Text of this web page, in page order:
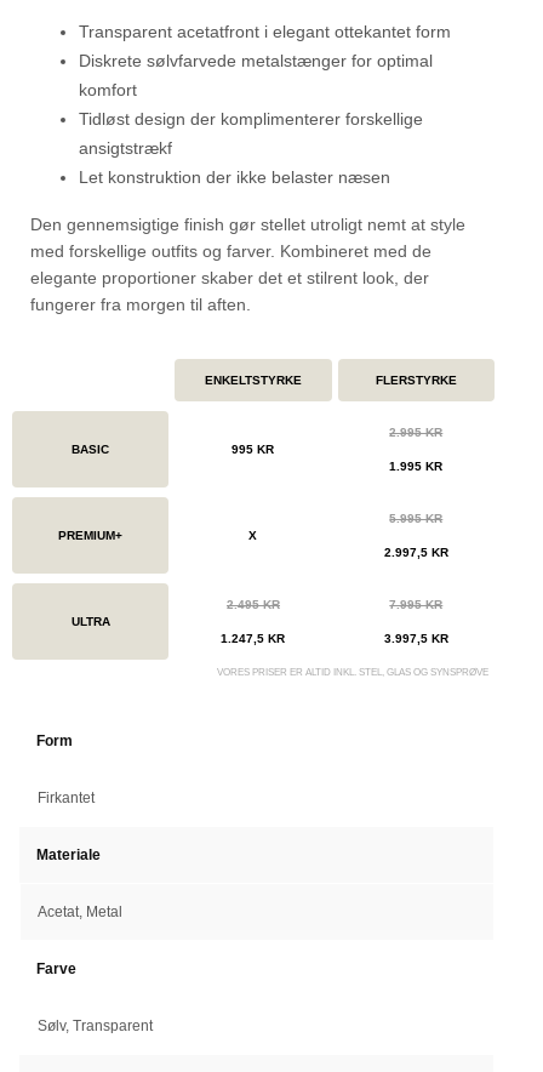
Transparent acetatfront i elegant ottekantet form
Diskrete sølvfarvede metalstænger for optimal
komfort
Tidløst design der komplimenterer forskellige
ansigtstrækf
Let konstruktion der ikke belaster næsen
Den gennemsigtige finish gør stellet utroligt nemt at style
med forskellige outfits og farver. Kombineret med de
elegante proportioner skaber det et stilrent look, der
fungerer fra morgen til aften.
ENKELTSTYRKE FLERSTYRKE
BASIC 995 KR
2.995 KR
1.995 KR
PREMIUM+ X
5.995 KR
2.997,5 KR
ULTRA
2.495 KR
1.247,5 KR
7.995 KR
3.997,5 KR
VORES PRISER ER ALTID INKL. STEL, GLAS OG SYNSPRØVE
Form
Firkantet
Materiale
Acetat, Metal
Farve
Sølv, Transparent